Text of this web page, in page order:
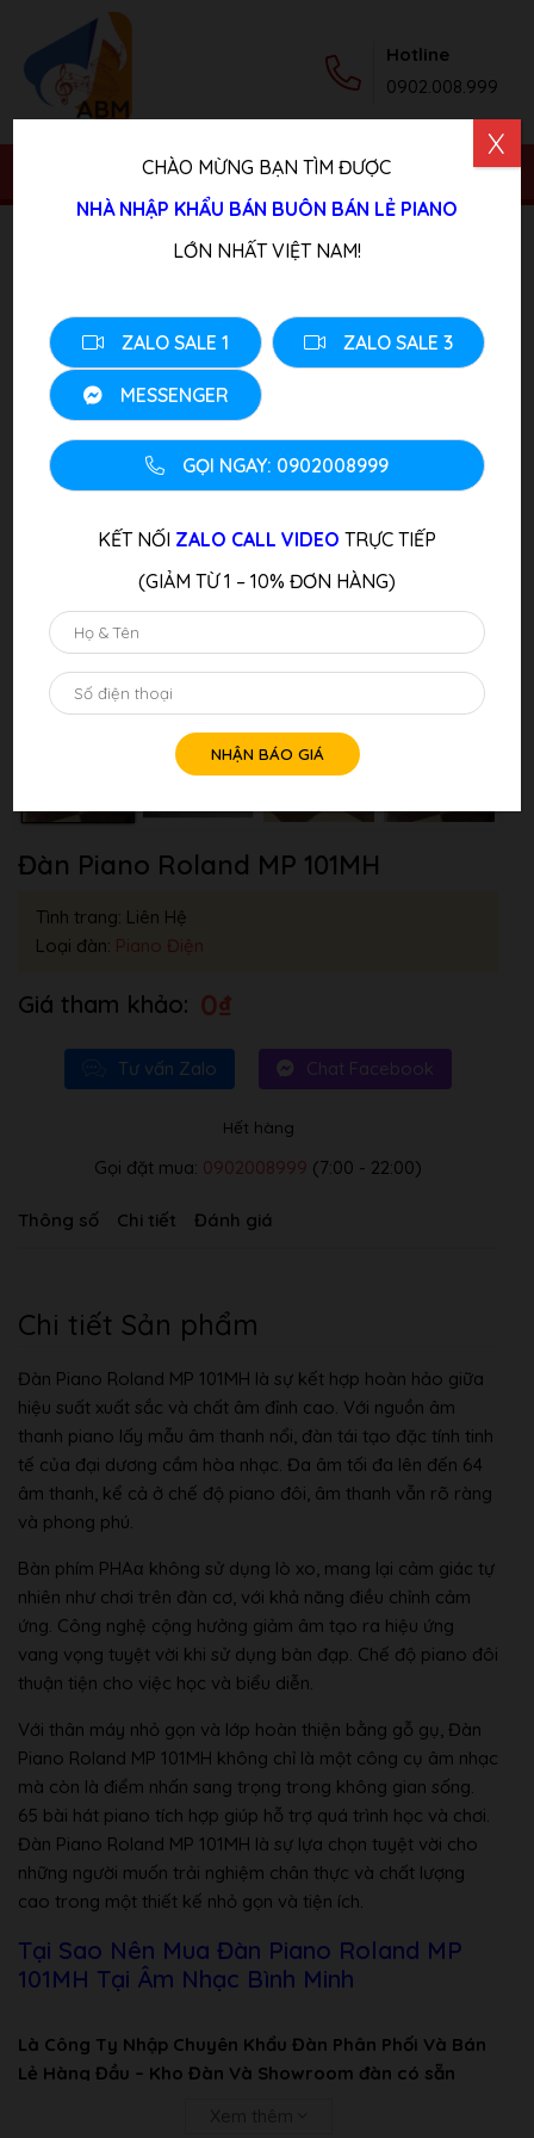
Hotline
0902.008.999
Trang chủ/ Sản phẩm/Piano Điện/ Đàn Piano Roland
Đàn Piano Roland MP 101MH
Tình trang: Liên Hệ
Loại đàn: Piano Điện
0₫
Tư vấn Zalo Chat Facebook
Hết hàng
Gọi đặt mua: 0902008999 (7:00 - 22:00)
Thông số Chi tiết Đánh giá
Chi tiết Sản phẩm
Đàn Piano Roland MP 101MH là sự kết hợp hoàn hảo giữa
hiệu suất xuất sắc và chất âm đỉnh cao. Với nguồn âm
thanh piano lấy mẫu âm thanh nổi, đàn tái tạo đặc tính tinh
tế của đại dương cầm hòa nhạc. Đa âm tối đa lên đến 64
âm thanh, kể cả ở chế độ piano đôi, âm thanh vẫn rõ ràng
và phong phú.
Bàn phím PHAα không sử dụng lò xo, mang lại cảm giác tự
nhiên như chơi trên đàn cơ, với khả năng điều chỉnh cảm
ứng. Công nghệ cộng hưởng giảm âm tạo ra hiệu ứng
vang vọng tuyệt vời khi sử dụng bàn đạp. Chế độ piano đôi
thuận tiện cho việc học và biểu diễn.
Với thân máy nhỏ gọn và lớp hoàn thiện bằng gỗ gụ, Đàn
Piano Roland MP 101MH không chỉ là một công cụ âm nhạc
mà còn là điểm nhấn sang trọng trong không gian sống.
65 bài hát piano tích hợp giúp hỗ trợ quá trình học và chơi.
Đàn Piano Roland MP 101MH là sự lựa chọn tuyệt vời cho
những người muốn trải nghiệm chân thực và chất lượng
cao trong một thiết kế nhỏ gọn và tiện ích.
Tại Sao Nên Mua Đàn Piano Roland MP
101MH Tại Âm Nhạc Bình Minh
Là Công Ty Nhập Chuyên Khẩu Đàn Phân Phối Và Bán
Lẻ Hàng Đầu – Kho Đàn Và Showroom đàn có sẵn
CHÀO MỪNG BẠN TÌM ĐƯỢC
NHÀ NHẬP KHẨU BÁN BUÔN BÁN LẺ PIANO
LỚN NHẤT VIỆT NAM!
ZALO SALE 1 ZALO SALE 3
MESSENGER
GỌI NGAY: 0902008999
KẾT NỐI ZALO CALL VIDEO TRỰC TIẾP
(GIẢM TỪ 1 – 10% ĐƠN HÀNG)
X